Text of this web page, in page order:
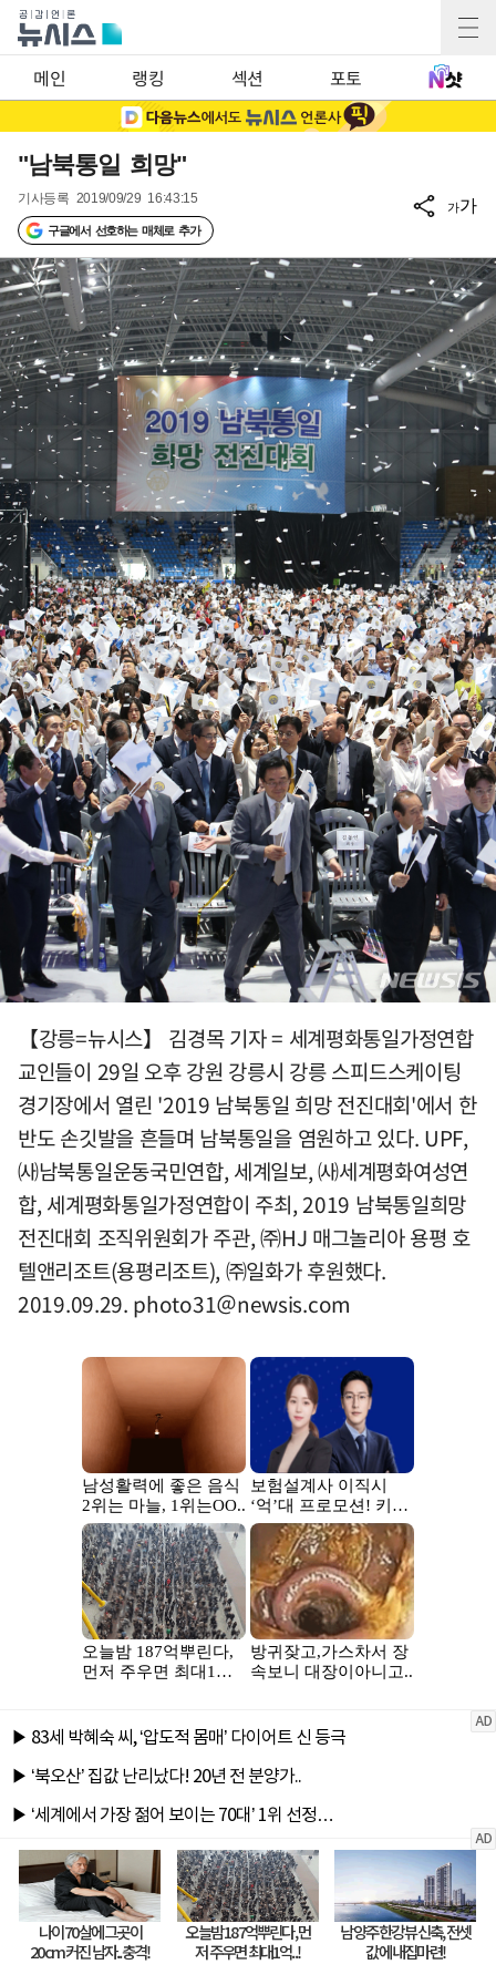
메인 랭킹 섹션 포토
"남북통일 희망"
기사등록 2019/09/29 16:43:15
구글에서 선호하는 매체로 추가
가가
【강릉=뉴시스】 김경목 기자 = 세계평화통일가정연합
교인들이 29일 오후 강원 강릉시 강릉 스피드스케이팅
경기장에서 열린 '2019 남북통일 희망 전진대회'에서 한
반도 손깃발을 흔들며 남북통일을 염원하고 있다. UPF,
㈔남북통일운동국민연합, 세계일보, ㈔세계평화여성연
합, 세계평화통일가정연합이 주최, 2019 남북통일희망
전진대회 조직위원회가 주관, ㈜HJ 매그놀리아 용평 호
텔앤리조트(용평리조트), ㈜일화가 후원했다.
2019.09.29. photo31＠newsis.com